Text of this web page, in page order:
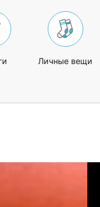
Личные вещи